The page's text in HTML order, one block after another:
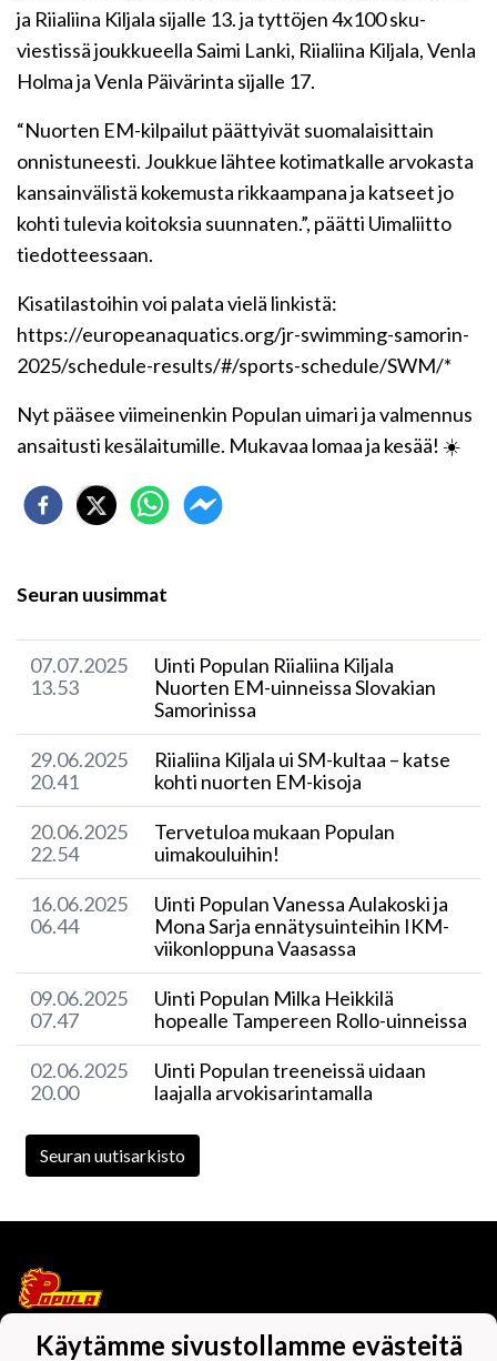
ja Riialiina Kiljala sijalle 13. ja tyttöjen 4x100 sku-
viestissä joukkueella Saimi Lanki, Riialiina Kiljala, Venla
Holma ja Venla Päivärinta sijalle 17.
“Nuorten EM-kilpailut päättyivät suomalaisittain
onnistuneesti. Joukkue lähtee kotimatkalle arvokasta
kansainvälistä kokemusta rikkaampana ja katseet jo
kohti tulevia koitoksia suunnaten.”, päätti Uimaliitto
tiedotteessaan.
Kisatilastoihin voi palata vielä linkistä:
https://europeanaquatics.org/jr-swimming-samorin-
2025/schedule-results/#/sports-schedule/SWM/*
Nyt pääsee viimeinenkin Populan uimari ja valmennus
ansaitusti kesälaitumille. Mukavaa lomaa ja kesää! ☀️
Seuran uusimmat
07.07.2025
13.53
Uinti Populan Riialiina Kiljala
Nuorten EM-uinneissa Slovakian
Samorinissa
29.06.2025
20.41
Riialiina Kiljala ui SM-kultaa – katse
kohti nuorten EM-kisoja
20.06.2025
22.54
Tervetuloa mukaan Populan
uimakouluihin!
16.06.2025
06.44
Uinti Populan Vanessa Aulakoski ja
Mona Sarja ennätysuinteihin IKM-
viikonloppuna Vaasassa
09.06.2025
07.47
Uinti Populan Milka Heikkilä
hopealle Tampereen Rollo-uinneissa
02.06.2025
20.00
Uinti Populan treeneissä uidaan
laajalla arvokisarintamalla
Seuran uutisarkisto
Käytämme sivustollamme evästeitä